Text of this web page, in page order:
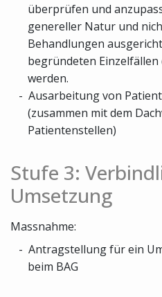
überprüfen und
genereller Natur und
Behandlungen
begründeten Einzelfällen
werden.
Ausarbeitung von
(zusammen mit dem
Patientenstellen)
Stufe 3:
Umsetzung
Massnahme:
Antragstellung für ein
beim BAG